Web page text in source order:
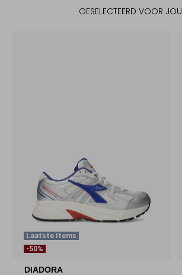
GESELECTEERD VOOR JOU
Laatste Items
-50%
DIADORA